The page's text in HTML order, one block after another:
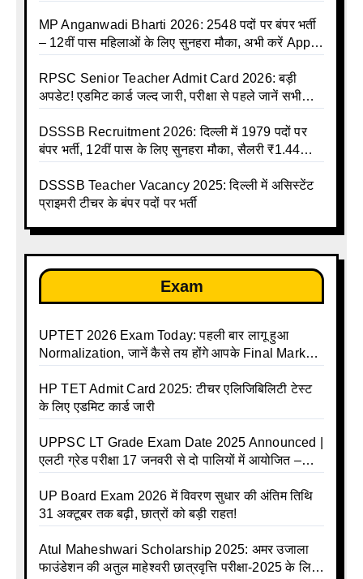
MP Anganwadi Bharti 2026: 2548 पदों पर बंपर भर्ती
– 12वीं पास महिलाओं के लिए सुनहरा मौका, अभी करें Apply
RPSC Senior Teacher Admit Card 2026: बड़ी
अपडेट! एडमिट कार्ड जल्द जारी, परीक्षा से पहले जानें सभी
DSSSB Recruitment 2026: दिल्ली में 1979 पदों पर
बंपर भर्ती, 12वीं पास के लिए सुनहरा मौका, सैलरी ₹1.44
DSSSB Teacher Vacancy 2025: दिल्ली में असिस्टेंट
प्राइमरी टीचर के बंपर पदों पर भर्ती
Exam
UPTET 2026 Exam Today: पहली बार लागू हुआ
Normalization, जानें कैसे तय होंगे आपके Final Marks
HP TET Admit Card 2025: टीचर एलिजिबिलिटी टेस्ट
के लिए एडमिट कार्ड जारी
UPPSC LT Grade Exam Date 2025 Announced |
एलटी ग्रेड परीक्षा 17 जनवरी से दो पालियों में आयोजित –
UP Board Exam 2026 में विवरण सुधार की अंतिम तिथि
31 अक्टूबर तक बढ़ी, छात्रों को बड़ी राहत!
Atul Maheshwari Scholarship 2025: अमर उजाला
फाउंडेशन की अतुल माहेश्वरी छात्रवृत्ति परीक्षा-2025 के लिए